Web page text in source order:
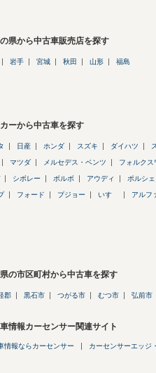
県から中古車販売店を探す
岩手 宮城 秋田 山形 福島
ーから中古車を探す
日産 ホンダ スズキ ダイハツ
マツダ メルセデス・ベンツ フォルクス
シボレー ボルボ アウディ ポルシェ
フォード プジョー いすゞ アルフ
の市区町村から中古車を探す
郡 黒石市 つがる市 むつ市 弘前市
情報カーセンサー関連サイト
情報ならカーセンサー カーセンサーエッジ